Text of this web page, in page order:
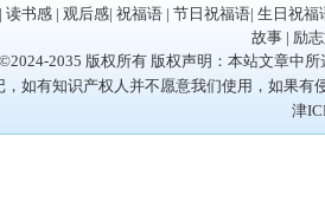
读书感| 观后感| 祝福语| 节日祝福语| 生日祝福
故事| 励
2035 版权所有 版权声明：本站文章中
如有知识产权人并不愿意我们使用，如果有
津